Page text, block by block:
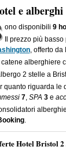
e
ono disponibili9
Il prezzo più
, offerto da
catene alberghiere
2 stelle a
quanto riguarda le
7, SPA 3e
.
Hotel Bristol 2